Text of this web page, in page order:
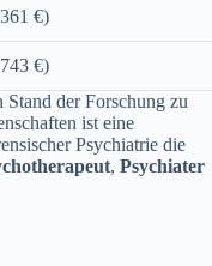
€)
€)
der Forschung zu
ist eine
Psychiatrie die
, Psychiater